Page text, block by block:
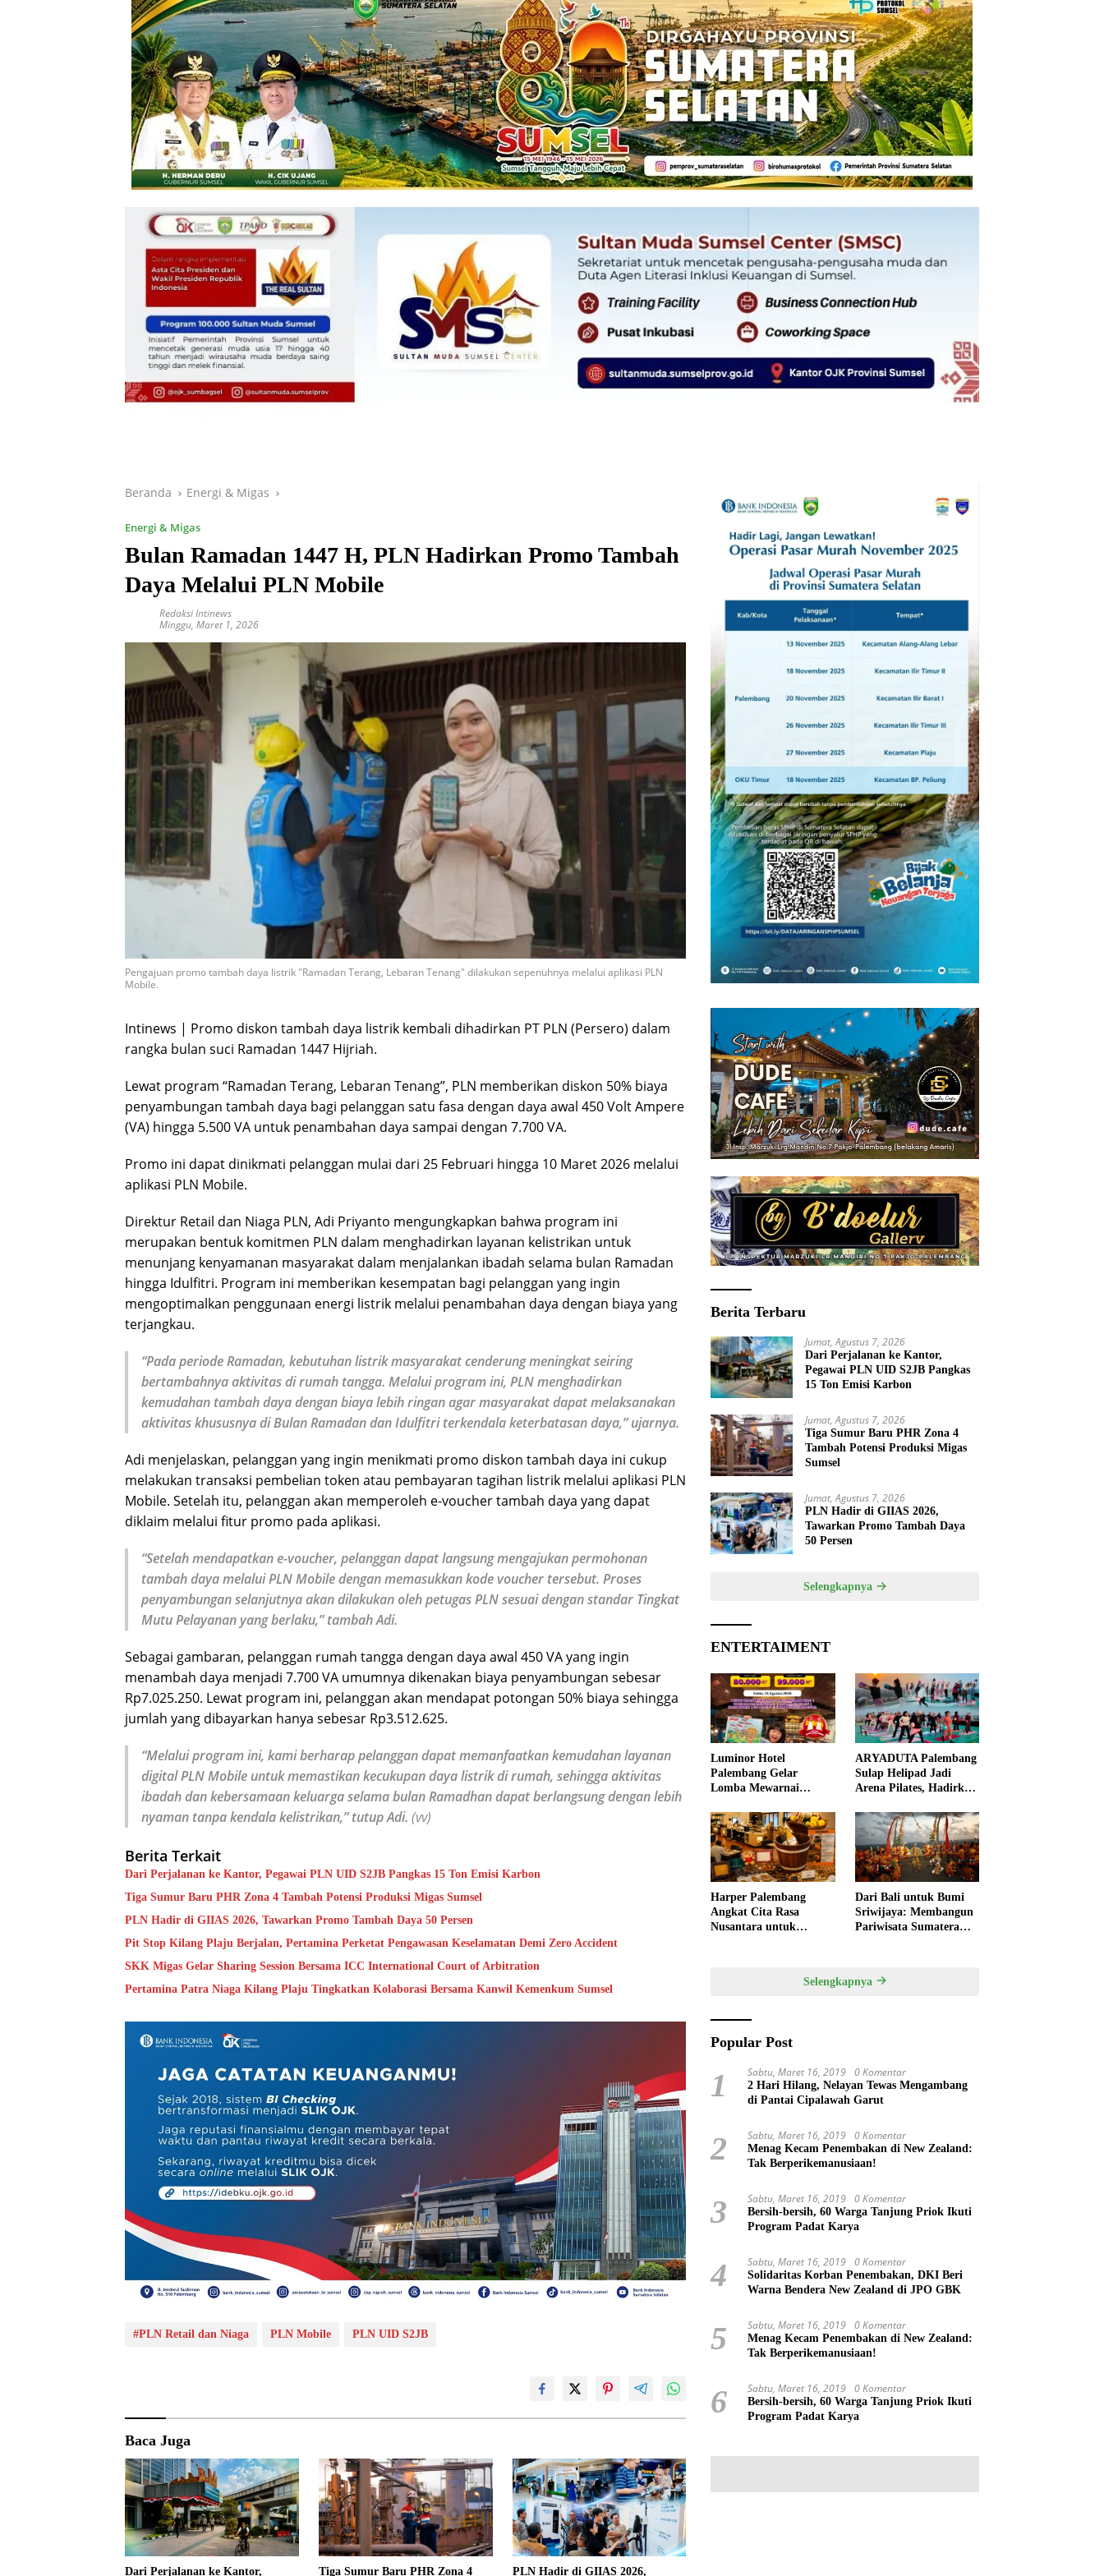
Beranda Energi & Migas
Energi & Migas
Bulan Ramadan 1447 H, PLN Hadirkan Promo Tambah
Daya Melalui PLN Mobile
Redaksi Intinews
Minggu, Maret 1, 2026
Pengajuan promo tambah daya listrik "Ramadan Terang, Lebaran Tenang" dilakukan sepenuhnya melalui aplikasi PLN
Mobile.
Intinews | Promo diskon tambah daya listrik kembali dihadirkan PT PLN (Persero) dalam
rangka bulan suci Ramadan 1447 Hijriah.
Lewat program “Ramadan Terang, Lebaran Tenang”, PLN memberikan diskon 50% biaya
penyambungan tambah daya bagi pelanggan satu fasa dengan daya awal 450 Volt Ampere
(VA) hingga 5.500 VA untuk penambahan daya sampai dengan 7.700 VA.
Promo ini dapat dinikmati pelanggan mulai dari 25 Februari hingga 10 Maret 2026 melalui
aplikasi PLN Mobile.
Direktur Retail dan Niaga PLN, Adi Priyanto mengungkapkan bahwa program ini
merupakan bentuk komitmen PLN dalam menghadirkan layanan kelistrikan untuk
menunjang kenyamanan masyarakat dalam menjalankan ibadah selama bulan Ramadan
hingga Idulfitri. Program ini memberikan kesempatan bagi pelanggan yang ingin
mengoptimalkan penggunaan energi listrik melalui penambahan daya dengan biaya yang
terjangkau.
“Pada periode Ramadan, kebutuhan listrik masyarakat cenderung meningkat seiring
bertambahnya aktivitas di rumah tangga. Melalui program ini, PLN menghadirkan
kemudahan tambah daya dengan biaya lebih ringan agar masyarakat dapat melaksanakan
aktivitas khususnya di Bulan Ramadan dan Idulfitri terkendala keterbatasan daya,” ujarnya.
Adi menjelaskan, pelanggan yang ingin menikmati promo diskon tambah daya ini cukup
melakukan transaksi pembelian token atau pembayaran tagihan listrik melalui aplikasi PLN
Mobile. Setelah itu, pelanggan akan memperoleh e-voucher tambah daya yang dapat
diklaim melalui fitur promo pada aplikasi.
“Setelah mendapatkan e-voucher, pelanggan dapat langsung mengajukan permohonan
tambah daya melalui PLN Mobile dengan memasukkan kode voucher tersebut. Proses
penyambungan selanjutnya akan dilakukan oleh petugas PLN sesuai dengan standar Tingkat
Mutu Pelayanan yang berlaku,” tambah Adi.
Sebagai gambaran, pelanggan rumah tangga dengan daya awal 450 VA yang ingin
menambah daya menjadi 7.700 VA umumnya dikenakan biaya penyambungan sebesar
Rp7.025.250. Lewat program ini, pelanggan akan mendapat potongan 50% biaya sehingga
jumlah yang dibayarkan hanya sebesar Rp3.512.625.
“Melalui program ini, kami berharap pelanggan dapat memanfaatkan kemudahan layanan
digital PLN Mobile untuk memastikan kecukupan daya listrik di rumah, sehingga aktivitas
ibadah dan kebersamaan keluarga selama bulan Ramadhan dapat berlangsung dengan lebih
nyaman tanpa kendala kelistrikan,” tutup Adi. (vv)
Berita Terkait
Dari Perjalanan ke Kantor, Pegawai PLN UID S2JB Pangkas 15 Ton Emisi Karbon
Tiga Sumur Baru PHR Zona 4 Tambah Potensi Produksi Migas Sumsel
PLN Hadir di GIIAS 2026, Tawarkan Promo Tambah Daya 50 Persen
Pit Stop Kilang Plaju Berjalan, Pertamina Perketat Pengawasan Keselamatan Demi Zero Accident
SKK Migas Gelar Sharing Session Bersama ICC International Court of Arbitration
Pertamina Patra Niaga Kilang Plaju Tingkatkan Kolaborasi Bersama Kanwil Kemenkum Sumsel
#PLN Retail dan Niaga PLN Mobile PLN UID S2JB
Baca Juga
Dari Perjalanan ke Kantor, Tiga Sumur Baru PHR Zona 4 PLN Hadir di GIIAS 2026,
Berita Terbaru
Jumat, Agustus 7, 2026
Dari Perjalanan ke Kantor,
Pegawai PLN UID S2JB Pangkas
15 Ton Emisi Karbon
Jumat, Agustus 7, 2026
Tiga Sumur Baru PHR Zona 4
Tambah Potensi Produksi Migas
Sumsel
Jumat, Agustus 7, 2026
PLN Hadir di GIIAS 2026,
Tawarkan Promo Tambah Daya
50 Persen
Selengkapnya
ENTERTAIMENT
Luminor Hotel
Palembang Gelar
Lomba Mewarnai
Ajak Anak Asah
Kreativitas
ARYADUTA Palembang
Sulap Helipad Jadi
Arena Pilates, Hadirkan
Pertama di Kota
Pempek
Harper Palembang
Angkat Cita Rasa
Nusantara untuk
Dari Bali untuk Bumi
Sriwijaya: Membangun
Pariwisata Sumatera
Selengkapnya
Popular Post
1 Sabtu, Maret 16, 2019 0 Komentar
2 Hari Hilang, Nelayan Tewas Mengambang
di Pantai Cipalawah Garut
2 Sabtu, Maret 16, 2019 0 Komentar
Menag Kecam Penembakan di New Zealand:
Tak Berperikemanusiaan!
3 Sabtu, Maret 16, 2019 0 Komentar
Bersih-bersih, 60 Warga Tanjung Priok Ikuti
Program Padat Karya
4 Sabtu, Maret 16, 2019 0 Komentar
Solidaritas Korban Penembakan, DKI Beri
Warna Bendera New Zealand di JPO GBK
5 Sabtu, Maret 16, 2019 0 Komentar
Menag Kecam Penembakan di New Zealand:
Tak Berperikemanusiaan!
6 Sabtu, Maret 16, 2019 0 Komentar
Bersih-bersih, 60 Warga Tanjung Priok Ikuti
Program Padat Karya